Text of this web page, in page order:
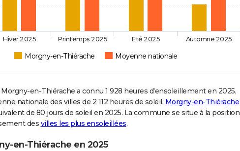
Morgny-en-Thiérache Moyenne nationale
Hiver 2025 Printemps 2025 Eté 2025 Automne 2025
en-Thiérache a connu 1 928 heures d'ensoleillement en 2025,
nationale des villes de 2 112 heures de soleil. Morgny-en-Thiérache
de 80 jours de soleil en 2025. La commune se situe à la position
des villes les plus ensoleillées.
en-Thiérache en 2025